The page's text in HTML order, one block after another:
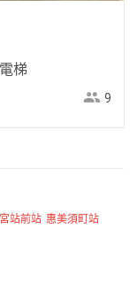
梯
9
站前站 惠美須町站